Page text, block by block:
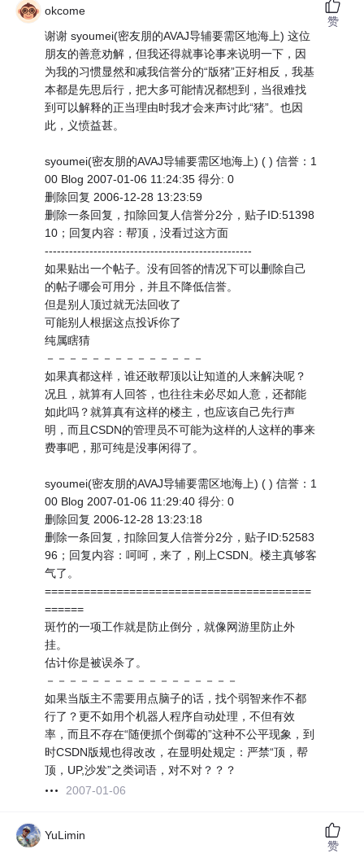
okcome
谢谢 syoumei(密友朋的AVAJ导辅要需区地海上) 这位
朋友的善意劝解，但我还得就事论事来说明一下，因
为我的习惯显然和减我信誉分的“版猪”正好相反，我基
本都是先思后行，把大多可能情况都想到，当很难找
到可以解释的正当理由时我才会来声讨此“猪”。也因
此，义愤益甚。
syoumei(密友朋的AVAJ导辅要需区地海上) ( ) 信誉：1
00 Blog 2007-01-06 11:24:35 得分: 0
删除回复 2006-12-28 13:23:59
删除一条回复，扣除回复人信誉分2分，贴子ID:51398
10；回复内容：帮顶，没看过这方面
---------------------------------------------------
如果贴出一个帖子。没有回答的情况下可以删除自己
的帖子哪会可用分，并且不降低信誉。
但是别人顶过就无法回收了
可能别人根据这点投诉你了
纯属瞎猜
－－－－－－－－－－－－－－
如果真都这样，谁还敢帮顶以让知道的人来解决呢？
况且，就算有人回答，也往往未必尽如人意，还都能
如此吗？就算真有这样的楼主，也应该自己先行声
明，而且CSDN的管理员不可能为这样的人这样的事来
费事吧，那可纯是没事闲得了。
syoumei(密友朋的AVAJ导辅要需区地海上) ( ) 信誉：1
00 Blog 2007-01-06 11:29:40 得分: 0
删除回复 2006-12-28 13:23:18
删除一条回复，扣除回复人信誉分2分，贴子ID:52583
96；回复内容：呵呵，来了，刚上CSDN。楼主真够客
气了。
=========================================
======
斑竹的一项工作就是防止倒分，就像网游里防止外
挂。
估计你是被误杀了。
－－－－－－－－－－－－－－－－－
如果当版主不需要用点脑子的话，找个弱智来作不都
行了？更不如用个机器人程序自动处理，不但有效
率，而且不存在“随便抓个倒霉的”这种不公平现象，到
时CSDN版规也得改改，在显明处规定：严禁“顶，帮
顶，UP,沙发”之类词语，对不对？？？
2007-01-06
赞
YuLimin
赞